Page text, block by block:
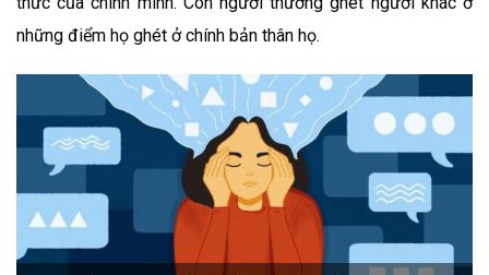
những điểm họ ghét ở chính bản thân họ.